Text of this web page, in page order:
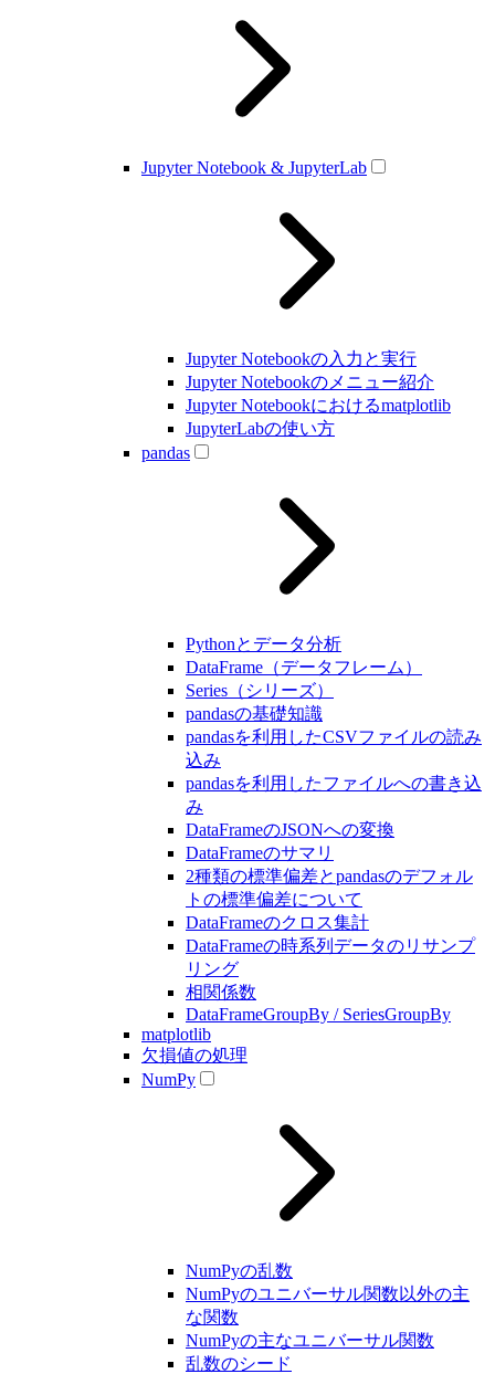
Jupyter Notebook & JupyterLab
Jupyter Notebookの入力と実行
Jupyter Notebookのメニュー紹介
Jupyter Notebookにおけるmatplotlib
JupyterLabの使い方
pandas
Pythonとデータ分析
DataFrame（データフレーム）
Series（シリーズ）
pandasの基礎知識
pandasを利用したCSVファイルの読み
込み
pandasを利用したファイルへの書き込
み
DataFrameのJSONへの変換
DataFrameのサマリ
2種類の標準偏差とpandasのデフォル
トの標準偏差について
DataFrameのクロス集計
DataFrameの時系列データのリサンプ
リング
相関係数
DataFrameGroupBy / SeriesGroupBy
matplotlib
欠損値の処理
NumPy
NumPyの乱数
NumPyのユニバーサル関数以外の主
な関数
NumPyの主なユニバーサル関数
乱数のシード